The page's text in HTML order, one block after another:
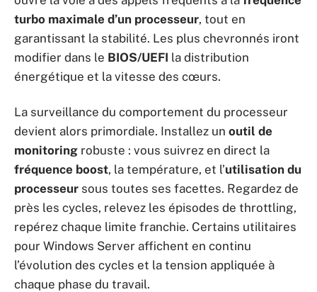
turbo maximale d’un processeur, tout en
garantissant la stabilité. Les plus chevronnés iront
modifier dans le BIOS/UEFI la distribution
énergétique et la vitesse des cœurs.
La surveillance du comportement du processeur
devient alors primordiale. Installez un outil de
monitoring robuste : vous suivrez en direct la
fréquence boost, la température, et l’utilisation du
processeur sous toutes ses facettes. Regardez de
près les cycles, relevez les épisodes de throttling,
repérez chaque limite franchie. Certains utilitaires
pour Windows Server affichent en continu
l’évolution des cycles et la tension appliquée à
chaque phase du travail.